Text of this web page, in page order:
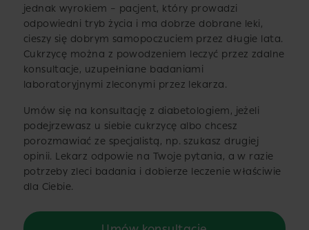
jednak wyrokiem – pacjent, który prowadzi
odpowiedni tryb życia i ma dobrze dobrane leki,
cieszy się dobrym samopoczuciem przez długie lata.
Cukrzycę można z powodzeniem leczyć przez zdalne
konsultacje, uzupełniane badaniami
laboratoryjnymi zleconymi przez lekarza.
Umów się na konsultację z diabetologiem, jeżeli
podejrzewasz u siebie cukrzycę albo chcesz
porozmawiać ze specjalistą, np. szukasz drugiej
opinii. Lekarz odpowie na Twoje pytania, a w razie
potrzeby zleci badania i dobierze leczenie właściwie
dla Ciebie.